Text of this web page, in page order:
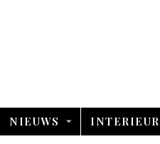
NIEUWS INTERIEUR